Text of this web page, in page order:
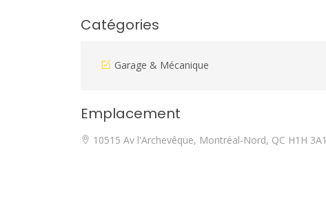
Catégories
Garage & Mécanique
Emplacement
10515 Av l'Archevêque, Montréal-Nord, QC H1H 3A1